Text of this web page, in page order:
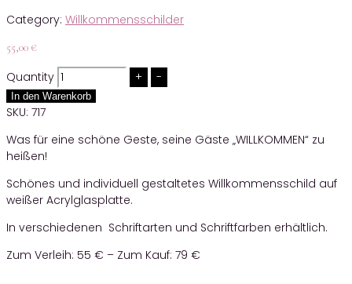
Category: Willkommensschilder
55,00 €
Quantity
In den Warenkorb
SKU: 717
Was für eine schöne Geste, seine Gäste „WILLKOMMEN“ zu
heißen!
Schönes und individuell gestaltetes Willkommensschild auf
weißer Acrylglasplatte.
In verschiedenen Schriftarten und Schriftfarben erhältlich.
Zum Verleih: 55 € – Zum Kauf: 79 €